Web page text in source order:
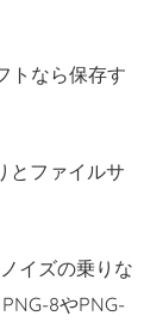
トなら保存す
とファイルサ
イズの乗りな
8やPNG-